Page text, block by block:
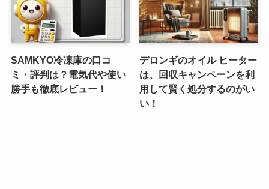
SAMKYO冷凍庫の口コ
ミ・評判は？電気代や使い
勝手も徹底レビュー！
デロンギのオイル ヒーター
は、回収キャンペーンを利
用して賢く処分するのがい
い！